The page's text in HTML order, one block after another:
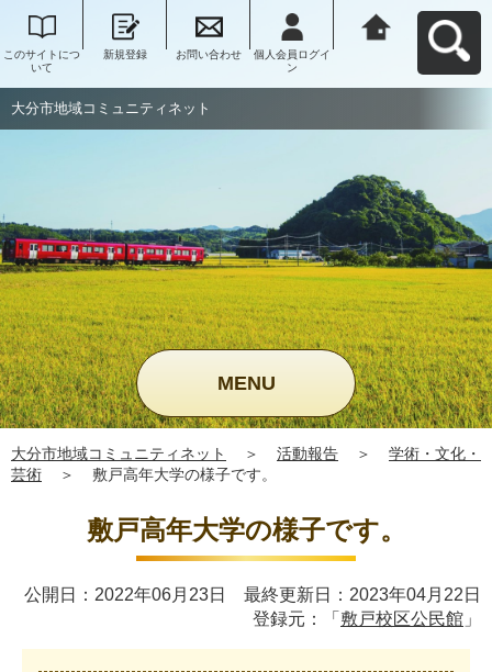
このサイトにつ
いて
新規登録 お問い合わせ
個人会員ログイ
ン
大分市地域コミュニティネット
MENU
大分市地域コミュニティネット ＞ 活動報告 ＞
学術・文化・
芸術
＞ 敷戸高年大学の様子です。
敷戸高年大学の様子です。
公開日：2022年06月23日 最終更新日：2023年04月22日
登録元：「 敷戸校区公民館 」